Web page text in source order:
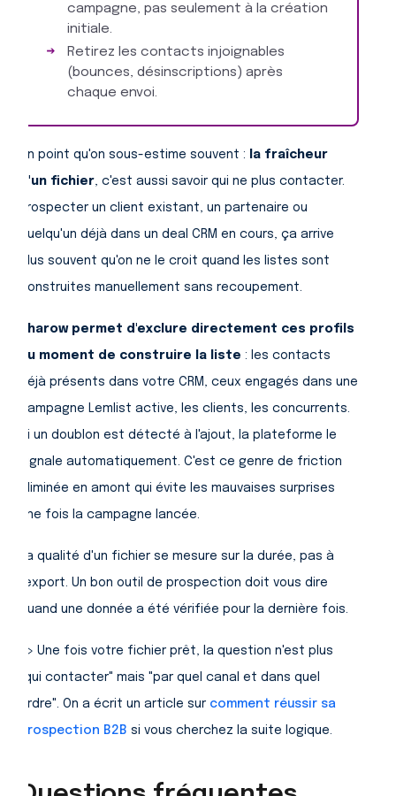
campagne, pas seulement à la création
initiale.
Retirez les contacts injoignables
(bounces, désinscriptions) après
chaque envoi.
Un point qu'on sous-estime souvent : la fraîcheur
d'un fichier , c'est aussi savoir qui ne plus contacter.
Prospecter un client existant, un partenaire ou
quelqu'un déjà dans un deal CRM en cours, ça arrive
plus souvent qu'on ne le croit quand les listes sont
construites manuellement sans recoupement.
Pharow permet d'exclure directement ces profils
au moment de construire la liste : les contacts
déjà présents dans votre CRM, ceux engagés dans une
campagne Lemlist active, les clients, les concurrents.
Si un doublon est détecté à l'ajout, la plateforme le
signale automatiquement. C'est ce genre de friction
éliminée en amont qui évite les mauvaises surprises
une fois la campagne lancée.
La qualité d'un fichier se mesure sur la durée, pas à
l'export. Un bon outil de prospection doit vous dire
quand une donnée a été vérifiée pour la dernière fois.
=> Une fois votre fichier prêt, la question n'est plus
"qui contacter" mais "par quel canal et dans quel
ordre". On a écrit un article sur comment réussir sa
prospection B2B si vous cherchez la suite logique.